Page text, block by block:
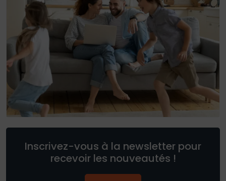
Inscrivez-vous à la newsletter pour
recevoir les nouveautés !